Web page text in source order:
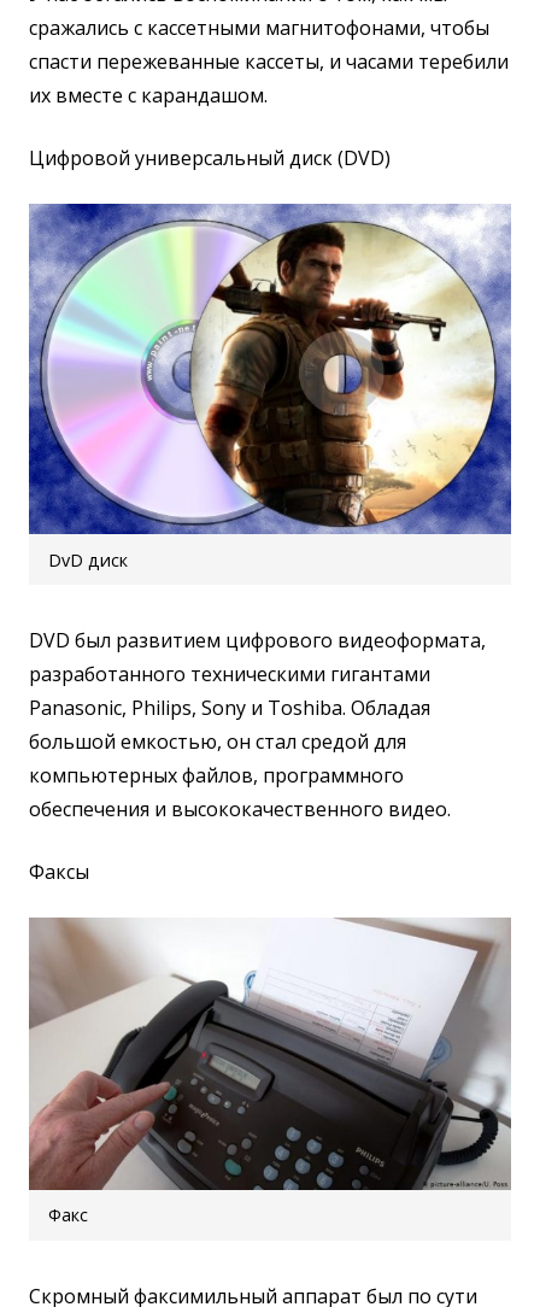
сражались с кассетными магнитофонами, чтобы
спасти пережеванные кассеты, и часами теребили
их вместе с карандашом.
Цифровой универсальный диск (DVD)
DvD диск
DVD был развитием цифрового видеоформата,
разработанного техническими гигантами
Panasonic, Philips, Sony и Toshiba. Обладая
большой емкостью, он стал средой для
компьютерных файлов, программного
обеспечения и высококачественного видео.
Факсы
Факс
Скромный факсимильный аппарат был по сути